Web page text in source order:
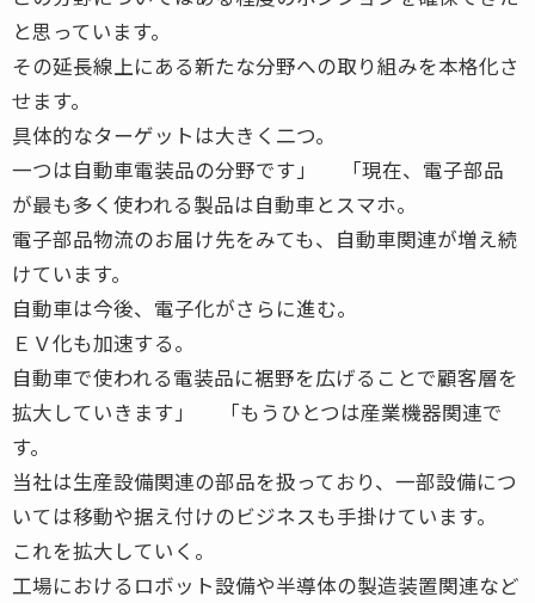
と思っています。
その延長線上にある新たな分野への取り組みを本格化さ
せます。
具体的なターゲットは大きく二つ。
一つは自動車電装品の分野です」 「現在、電子部品
が最も多く使われる製品は自動車とスマホ。
電子部品物流のお届け先をみても、自動車関連が増え続
けています。
自動車は今後、電子化がさらに進む。
ＥＶ化も加速する。
自動車で使われる電装品に裾野を広げることで顧客層を
拡大していきます」 「もうひとつは産業機器関連で
す。
当社は生産設備関連の部品を扱っており、一部設備につ
いては移動や据え付けのビジネスも手掛けています。
これを拡大していく。
工場におけるロボット設備や半導体の製造装置関連など